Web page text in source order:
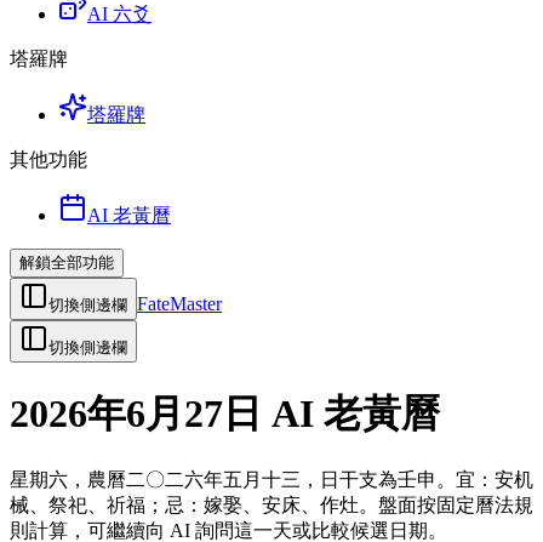
AI 六爻
塔羅牌
塔羅牌
其他功能
AI 老黃曆
解鎖全部功能
切換側邊欄 FateMaster
切換側邊欄
2026年6月27日 AI 老黃曆
星期六，農曆二〇二六年五月十三，日干支為壬申。宜：安机
械、祭祀、祈福；忌：嫁娶、安床、作灶。盤面按固定曆法規
則計算，可繼續向 AI 詢問這一天或比較候選日期。